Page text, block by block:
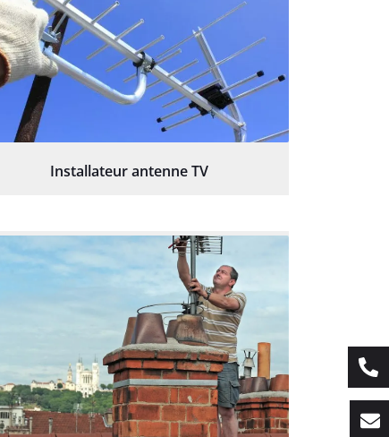
Installateur antenne TV